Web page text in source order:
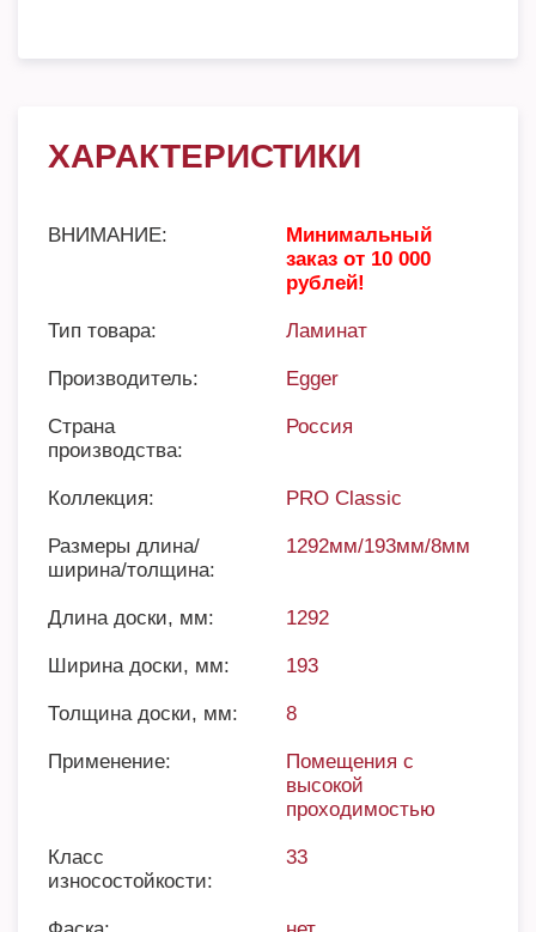
ХАРАКТЕРИСТИКИ
ВНИМАНИЕ:
Минимальный
заказ от 10 000
рублей!
Тип товара: Ламинат
Производитель: Egger
Страна
производства:
Россия
Коллекция: PRO Classic
Размеры длина/
ширина/толщина:
1292мм/193мм/8мм
Длина доски, мм: 1292
Ширина доски, мм: 193
Толщина доски, мм: 8
Применение:
Помещения с
высокой
проходимостью
Класс
износостойкости:
33